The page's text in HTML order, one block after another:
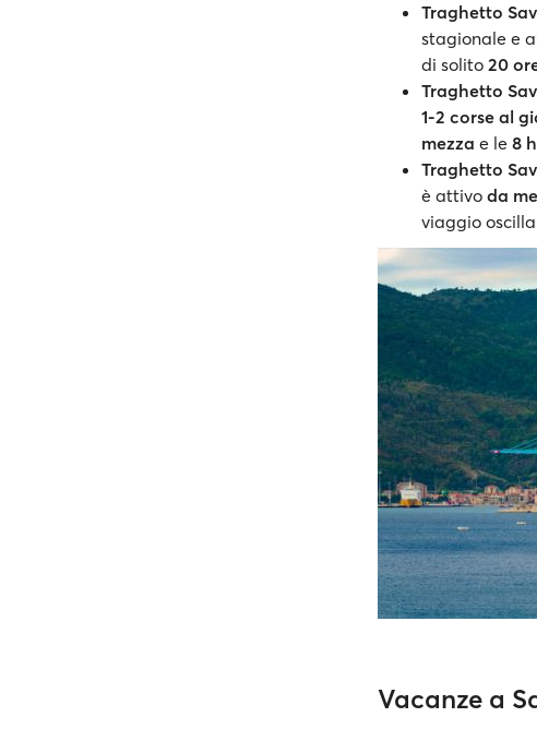
Traghetto
stagionale e
di solito 20
Traghetto
1-2 corse al
mezza e le 8
Traghetto
è attivo da
viaggio
Vacanze a